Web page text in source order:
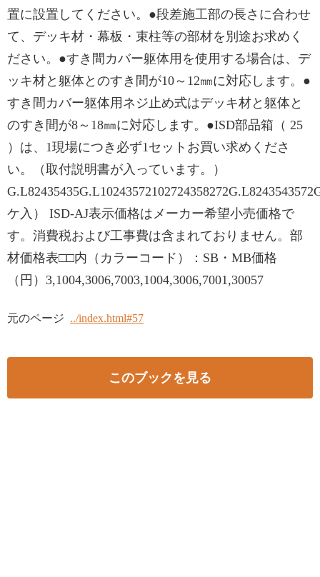
置に設置してください。●段差施工部の長さに合わせ
て、デッキ材・幕板・束柱等の部材を別途お求めく
ださい。●すき間カバー躯体用を使用する場合は、デ
ッキ材と躯体とのすき間が10～12㎜に対応します。●
すき間カバー躯体用ネジ止め式はデッキ材と躯体と
のすき間が8～18㎜に対応します。●ISD部品箱（ 25
）は、1現場につき必ず1セットお買い求めくださ
い。（取付説明書が入っています。）
ケ入） ISD-AJ表示価格はメーカー希望小売価格で
す。消費税および工事費は含まれておりません。部
材価格表□□内（カラーコード）：SB・MB価格
（円）3,1004,3006,7003,1004,3006,7001,30057
元のページ ../index.html#57
このブックを見る